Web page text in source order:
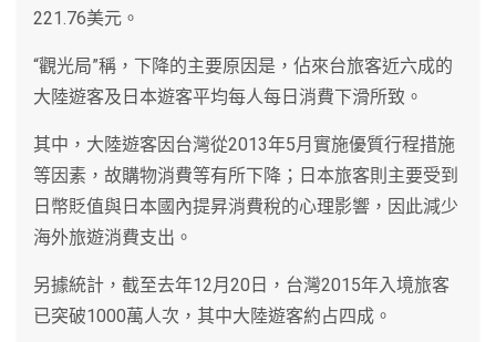
221.76美元。
“觀光局”稱，下降的主要原因是，佔來台旅客近六成的
大陸遊客及日本遊客平均每人每日消費下滑所致。
其中，大陸遊客因台灣從2013年5月實施優質行程措施
等因素，故購物消費等有所下降；日本旅客則主要受到
日幣貶值與日本國內提昇消費稅的心理影響，因此減少
海外旅遊消費支出。
另據統計，截至去年12月20日，台灣2015年入境旅客
已突破1000萬人次，其中大陸遊客約占四成。